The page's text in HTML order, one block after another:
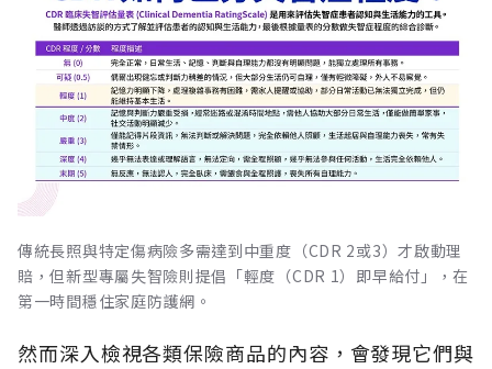
傳統長照與特定傷病險多需達到中重度（CDR 2或3）才啟動理
賠，但新型專屬失智險則提倡「輕度（CDR 1）即早給付」，在
第一時間穩住家庭防護網。
然而深入檢視各類保險商品的內容，會發現它們與